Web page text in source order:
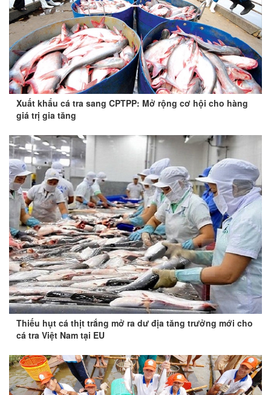
Xuất khẩu cá tra sang CPTPP: Mở rộng cơ hội cho hàng
giá trị gia tăng
Thiếu hụt cá thịt trắng mở ra dư địa tăng trưởng mới cho
cá tra Việt Nam tại EU